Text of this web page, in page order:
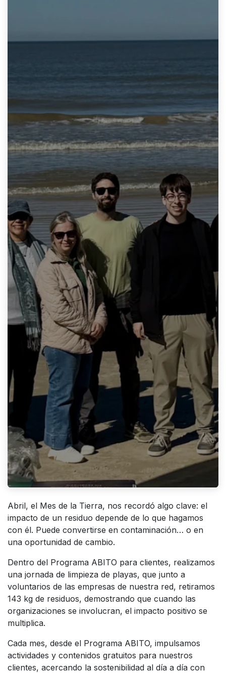
Abril, el Mes de la Tierra, nos recordó algo clave: el
impacto de un residuo depende de lo que hagamos
con él. Puede convertirse en contaminación… o en
una oportunidad de cambio.
Dentro del Programa ABITO para clientes, realizamos
una jornada de limpieza de playas, que junto a
voluntarios de las empresas de nuestra red, retiramos
143 kg de residuos, demostrando que cuando las
organizaciones se involucran, el impacto positivo se
multiplica.
Cada mes, desde el Programa ABITO, impulsamos
actividades y contenidos gratuitos para nuestros
clientes, acercando la sostenibilidad al día a día con